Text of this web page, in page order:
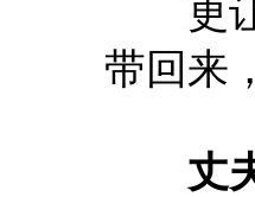
更让
带回来
丈